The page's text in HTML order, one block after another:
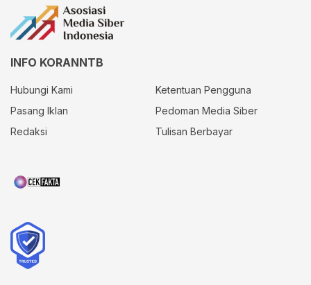
INFO KORANNTB
Hubungi Kami
Ketentuan Pengguna
Pasang Iklan
Pedoman Media Siber
Redaksi
Tulisan Berbayar